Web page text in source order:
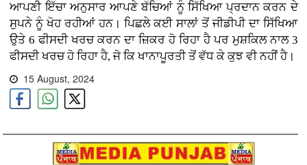
ਆਪਣੀ ਇੱਚਾ ਅਨੁਸਾਰ ਆਪਣੇ ਬੱਚਿਆਂ ਨੂੰ ਸਿੱਖਿਆ ਪ੍ਰਦਾਨ ਕਰਨ ਦੇ
ਸੁਪਨੇ ਨੂੰ ਖੋਹ ਰਹੀਆਂ ਹਨ। ਪਿਛਲੇ ਕਈ ਸਾਲਾਂ ਤੋਂ ਜੀਡੀਪੀ ਦਾ ਸਿੱਖਿਆ
ਉਤੇ 6 ਫੀਸਦੀ ਖਰਚ ਕਰਨ ਦਾ ਜ਼ਿਕਰ ਹੋ ਰਿਹਾ ਹੈ ਪਰ ਮੁਸ਼ਕਿਲ ਨਾਲ 3
ਫੀਸਦੀ ਖਰਚ ਹੋ ਰਿਹਾ ਹੈ, ਜੋ ਕਿ ਖਾਨਾਪੂਰਤੀ ਤੋਂ ਵੱਧ ਕੇ ਕੁਝ ਵੀ ਨਹੀਂ ਹੈ।
15 August, 2024